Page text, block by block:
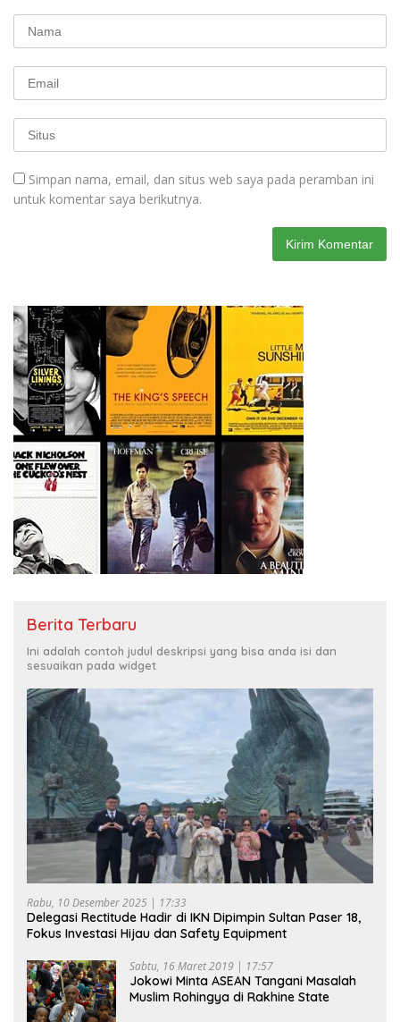
Simpan nama, email, dan situs web saya pada peramban ini
untuk komentar saya berikutnya.
Berita Terbaru
Ini adalah contoh judul deskripsi yang bisa anda isi dan
sesuaikan pada widget
Rabu, 10 Desember 2025 | 17:33
Delegasi Rectitude Hadir di IKN Dipimpin Sultan Paser 18,
Fokus Investasi Hijau dan Safety Equipment
Sabtu, 16 Maret 2019 | 17:57
Jokowi Minta ASEAN Tangani Masalah
Muslim Rohingya di Rakhine State